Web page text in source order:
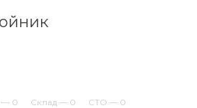
— 0 Склад — 0 СТО — 0